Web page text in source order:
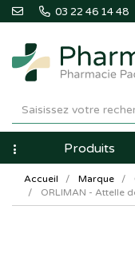
03 22 46 14 48
Paque
Amiens
NavigationProduits
Accueil Marque
ORLIMAN - Attelle